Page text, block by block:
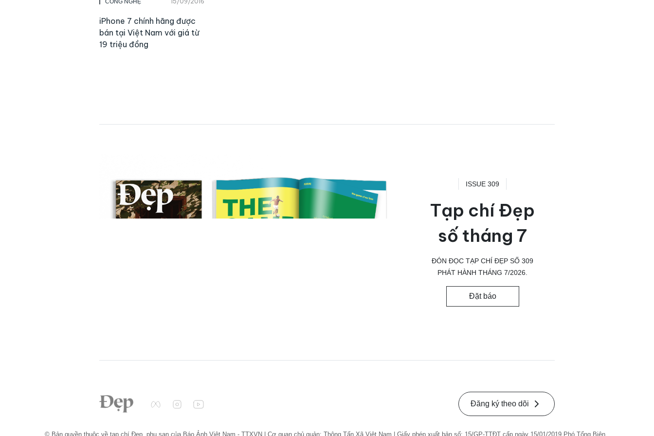
iPhone 7 chính hãng được
bán tại Việt Nam với giá từ
19 triệu đồng
ISSUE 309
Tạp chí Đẹp
số tháng 7
ĐÓN ĐỌC TẠP CHÍ ĐẸP SỐ 309
PHÁT HÀNH THÁNG 7/2026.
Đặt báo
Đăng ký theo dõi
© Bản quyền thuộc về tạp chí Đẹp, phụ san của Báo Ảnh Việt Nam - TTXVN | Cơ quan chủ quản: Thông Tấn Xã Việt Nam | Giấy phép xuất bản số: 15/GP-TTĐT cấp ngày 15/01/2019 Phó Tổng Biên